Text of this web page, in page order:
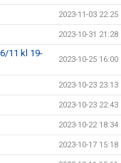
2023-11-03 22:25
2023-10-31 21:28
11 kl 19-
2023-10-25 16:00
2023-10-23 23:13
2023-10-23 22:43
2023-10-22 18:34
2023-10-17 15:18